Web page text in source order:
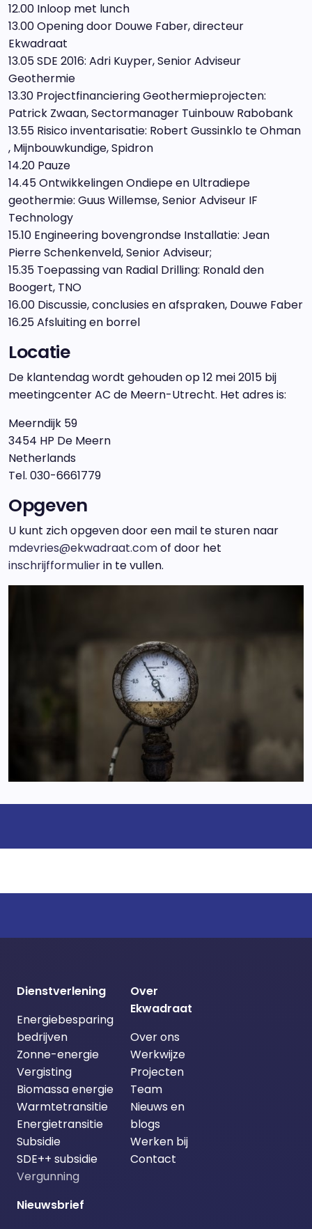
12.00 Inloop met lunch
13.00 Opening door Douwe Faber, directeur
Ekwadraat
13.05 SDE 2016: Adri Kuyper, Senior Adviseur
Geothermie
13.30 Projectfinanciering Geothermieprojecten:
Patrick Zwaan, Sectormanager Tuinbouw Rabobank
13.55 Risico inventarisatie: Robert Gussinklo te Ohman
, Mijnbouwkundige, Spidron
14.20 Pauze
14.45 Ontwikkelingen Ondiepe en Ultradiepe
geothermie: Guus Willemse, Senior Adviseur IF
Technology
15.10 Engineering bovengrondse Installatie: Jean
Pierre Schenkenveld, Senior Adviseur;
15.35 Toepassing van Radial Drilling: Ronald den
Boogert, TNO
16.00 Discussie, conclusies en afspraken, Douwe Faber
16.25 Afsluiting en borrel
Locatie
De klantendag wordt gehouden op 12 mei 2015 bij
meetingcenter AC de Meern-Utrecht. Het adres is:
Meerndijk 59
3454 HP De Meern
Netherlands
Tel. 030-6661779
Opgeven
U kunt zich opgeven door een mail te sturen naar
mdevries@ekwadraat.comof door het
inschrijfformulierin te vullen.
Dienstverlening
Energiebesparing
bedrijven
Zonne-energie
Vergisting
Biomassa energie
Warmtetransitie
Energietransitie
Subsidie
SDE++ subsidie
Vergunning
Over
Ekwadraat
Over ons
Werkwijze
Projecten
Team
Nieuws en
blogs
Werken bij
Contact
Nieuwsbrief